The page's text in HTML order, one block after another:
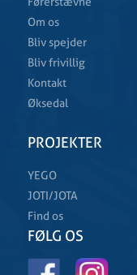
Om os
Bliv spejder
Bliv frivillig
Kontakt
Øksedal
PROJEKTER
YEGO
JOTI/JOTA
Find os
FØLG OS